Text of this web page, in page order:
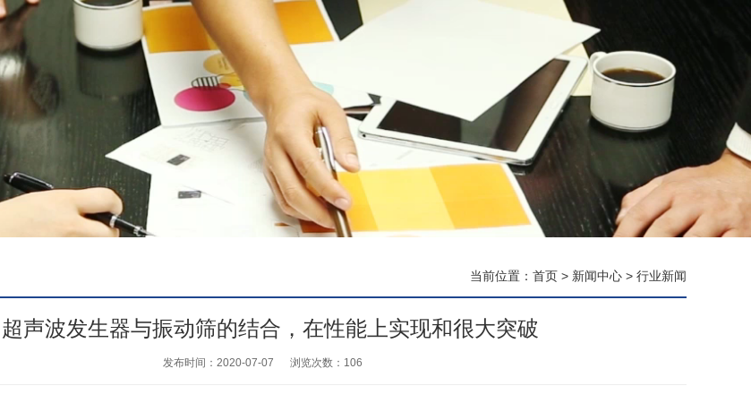
当前位置： 首页 > 新闻中心 > 行业新闻
超声波发生器与振动筛的结合，在性能上实现和很大突破
发布时间：2020-07-07 浏览次数： 106